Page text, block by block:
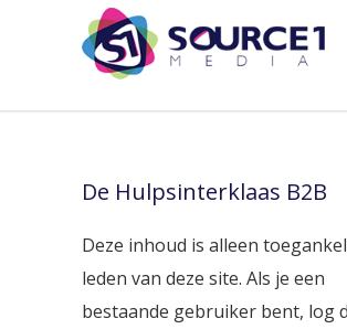
De Hulpsinterklaas B2B
Deze inhoud is alleen
leden van deze site. Als je een
bestaande gebruiker bent, log